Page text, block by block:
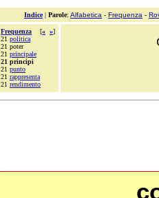
Indice| Parole: Alfabetica - Frequenza -
Frequenza [« »]
21 politica
21 poter
21 principale
21 principi
21 punto
21 rappresenta
21 rendimento